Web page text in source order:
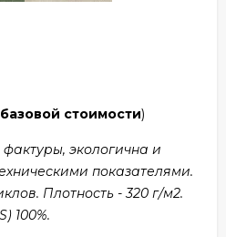
базовой стоимости)
экологична и
показателями.
Плотность - 320 г/м2.
100%.